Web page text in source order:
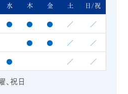
水 木 金 土 日/祝
● ● ● ／ ／
● ● ／ ／
● ／ ／
祝日